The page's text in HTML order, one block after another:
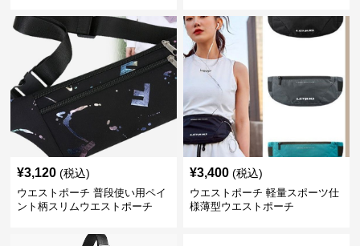
¥3,120 (税込)
ウエストポーチ 普段使い用ペイ
ント柄スリムウエストポーチ
¥3,400 (税込)
ウエストポーチ 軽量スポーツ仕
様薄型ウエストポーチ